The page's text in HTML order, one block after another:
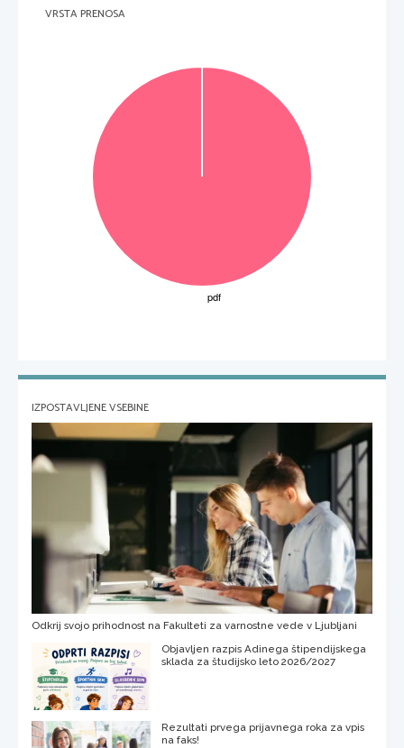
VRSTA PRENOSA
IZPOSTAVLJENE VSEBINE
Odkrij svojo prihodnost na Fakulteti za varnostne vede v Ljubljani
Objavljen razpis Adinega štipendijskega
sklada za študijsko leto 2026/2027
Rezultati prvega prijavnega roka za vpis
na faks!